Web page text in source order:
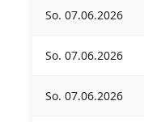
So. 07.06.2026
So. 07.06.2026
So. 07.06.2026